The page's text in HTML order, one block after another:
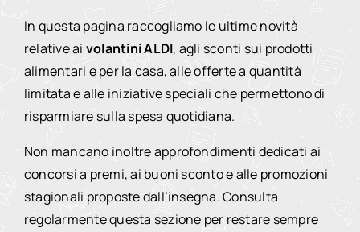
In questa pagina raccogliamo le ultime novità
relative ai volantini ALDI, agli sconti sui prodotti
alimentari e per la casa, alle offerte a quantità
limitata e alle iniziative speciali che permettono di
risparmiare sulla spesa quotidiana.
Non mancano inoltre approfondimenti dedicati ai
concorsi a premi, ai buoni sconto e alle promozioni
stagionali proposte dall’insegna. Consulta
regolarmente questa sezione per restare sempre